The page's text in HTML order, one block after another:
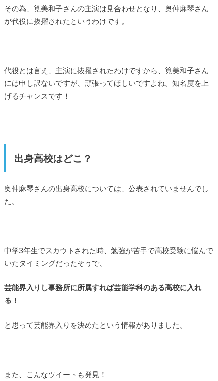
その為、筧美和子さんの主演は見合わせとなり、奥仲麻琴さん
が代役に抜擢されたというわけです。
代役とは言え、主演に抜擢されたわけですから、筧美和子さん
には申し訳ないですが、頑張ってほしいですよね。知名度を上
げるチャンスです！
出身高校はどこ？
奥仲麻琴さんの出身高校については、公表されていませんでし
た。
中学3年生でスカウトされた時、勉強が苦手で高校受験に悩んで
いたタイミングだったそうで、
芸能界入りし事務所に所属すれば芸能学科のある高校に入れ
る！
と思って芸能界入りを決めたという情報がありました。
また、こんなツイートも発見！